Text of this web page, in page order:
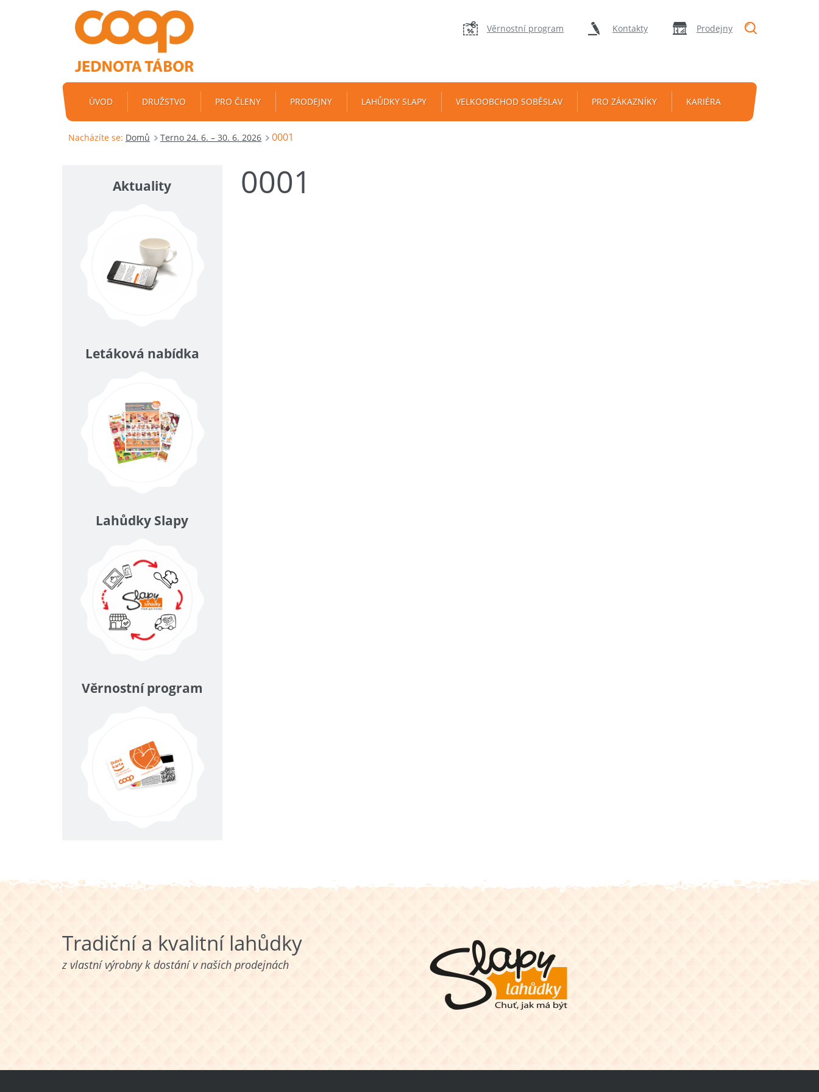
Věrnostní program Kontakty Prodejny
ÚVOD DRUŽSTVO PRO ČLENY PRODEJNY LAHŮDKY SLAPY VELKOOBCHOD SOBĚSLAV PRO ZÁKAZNÍKY KARIÉRA
Nacházíte se: Domů Terno 24. 6. – 30. 6. 2026 0001
0001
Aktuality
Letáková nabídka
Lahůdky Slapy
Věrnostní program
Tradiční a kvalitní lahůdky
z vlastní výrobny k dostání v našich prodejnách